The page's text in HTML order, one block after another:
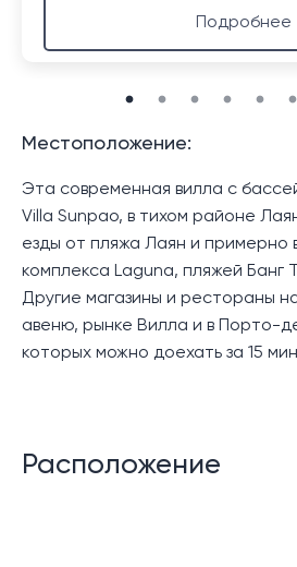
Подробнее
Местоположение:
Эта современная вилла с
Villa Sunpao, в тихом районе
езды от пляжа Лаян и примерно
комплекса Laguna, пляжей Банг
Другие магазины и рестораны
авеню, рынке Вилла и в Порто-
которых можно доехать за 15
Расположение